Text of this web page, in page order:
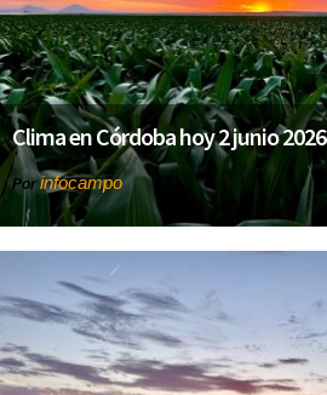
Clima en Córdoba hoy 2 junio 2026
Por infocampo